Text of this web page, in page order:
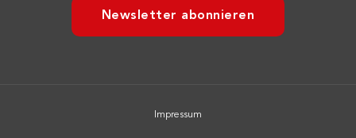
Newsletter abonnieren
Impressum